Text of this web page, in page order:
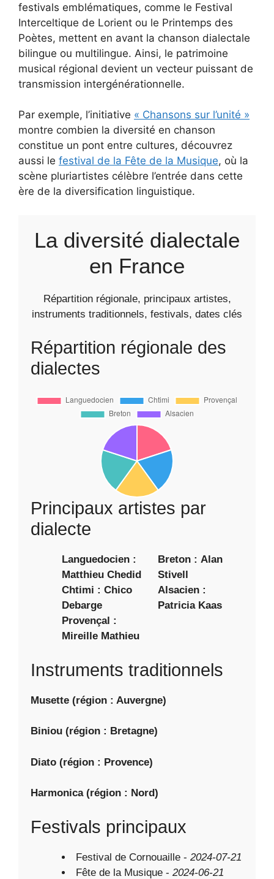
festivals emblématiques, comme le Festival
Interceltique de Lorient ou le Printemps des
Poètes, mettent en avant la chanson dialectale
bilingue ou multilingue. Ainsi, le patrimoine
musical régional devient un vecteur puissant de
transmission intergénérationnelle.
Par exemple, l’initiative « Chansons sur l’unité »
montre combien la diversité en chanson
constitue un pont entre cultures, découvrez
aussi le festival de la Fête de la Musique, où la
scène pluriartistes célèbre l’entrée dans cette
ère de la diversification linguistique.
La diversité dialectale
en France
Répartition régionale, principaux artistes,
instruments traditionnels, festivals, dates clés
Répartition régionale des
dialectes
Principaux artistes par
dialecte
Languedocien :
Matthieu Chedid
Chtimi : Chico
Debarge
Provençal :
Mireille Mathieu
Breton : Alan
Stivell
Alsacien :
Patricia Kaas
Instruments traditionnels
Musette (région : Auvergne)
Biniou (région : Bretagne)
Diato (région : Provence)
Harmonica (région : Nord)
Festivals principaux
Festival de Cornouaille - 2024-07-21
Fête de la Musique - 2024-06-21